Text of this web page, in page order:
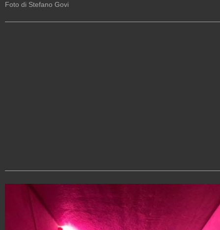
Foto di Stefano Govi